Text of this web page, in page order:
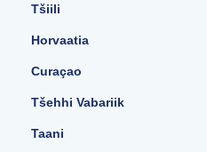
Tšiili
Horvaatia
Curaçao
Tšehhi Vabariik
Taani